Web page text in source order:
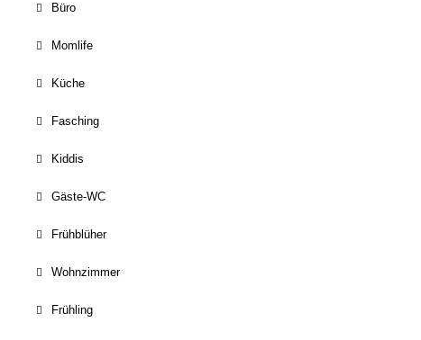
Büro
Momlife
Küche
Fasching
Kiddis
Gäste-WC
Frühblüher
Wohnzimmer
Frühling